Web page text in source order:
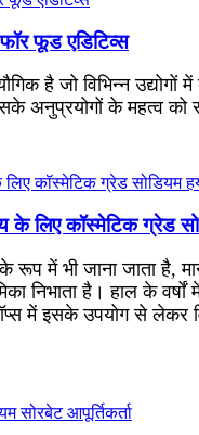
फूड एडिटिव्स
है जो विभिन्न
अनुप्रयोगों के महत्व को
लिए कॉस्मेटिक ग्रेड
रूप में भी जाना जाता है,
निभाता है। हाल के
में इसके उपयोग से लेकर